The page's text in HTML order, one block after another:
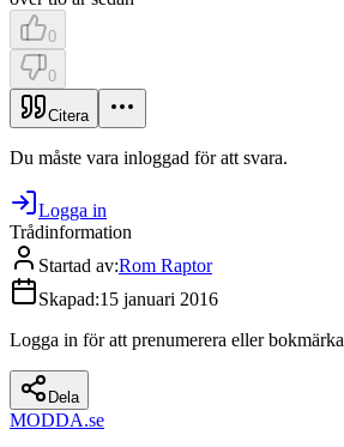
0
0
Citera
Du måste vara inloggad för att svara.
Logga in
Trådinformation
Startad av:Rom Raptor
Skapad:15 januari 2016
Logga in för att prenumerera eller bokmärka
Dela
MODDA.se